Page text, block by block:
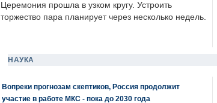
Церемония прошла в узком кругу. Устроить
торжество пара планирует через несколько недель.
НАУКА
Вопреки прогнозам скептиков, Россия продолжит
участие в работе МКС - пока до 2030 года